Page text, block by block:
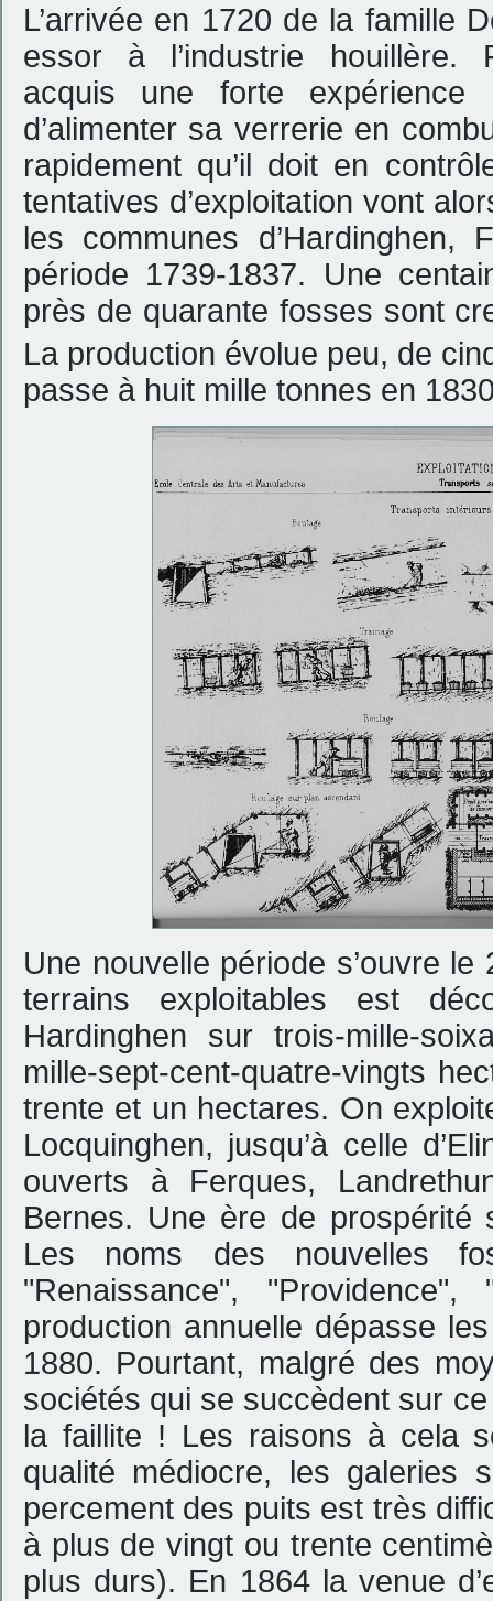
L’arrivée en 1720 de la famille
essor à l’industrie houillère.
acquis une forte
d’alimenter sa verrerie en
rapidement qu’il doit en
tentatives d’exploitation vont
les communes
période 1739-1837. Une
près de quarante fosses sont
La production évolue peu, de
passe à huit mille tonnes en
Une nouvelle période s’ouvre
terrains exploitables est
Hardinghen sur trois-mille-
mille-sept-cent-quatre-vingts
trente et un hectares. On
Locquinghen, jusqu’à celle
ouverts à Ferques,
Bernes. Une ère de
Les noms des nouvelles
"Renaissance",
production annuelle dépasse
1880. Pourtant, malgré des
sociétés qui se succèdent sur
la faillite ! Les raisons à cela
qualité médiocre, les galeries
percement des puits est très
à plus de vingt ou trente
plus durs). En 1864 la venue